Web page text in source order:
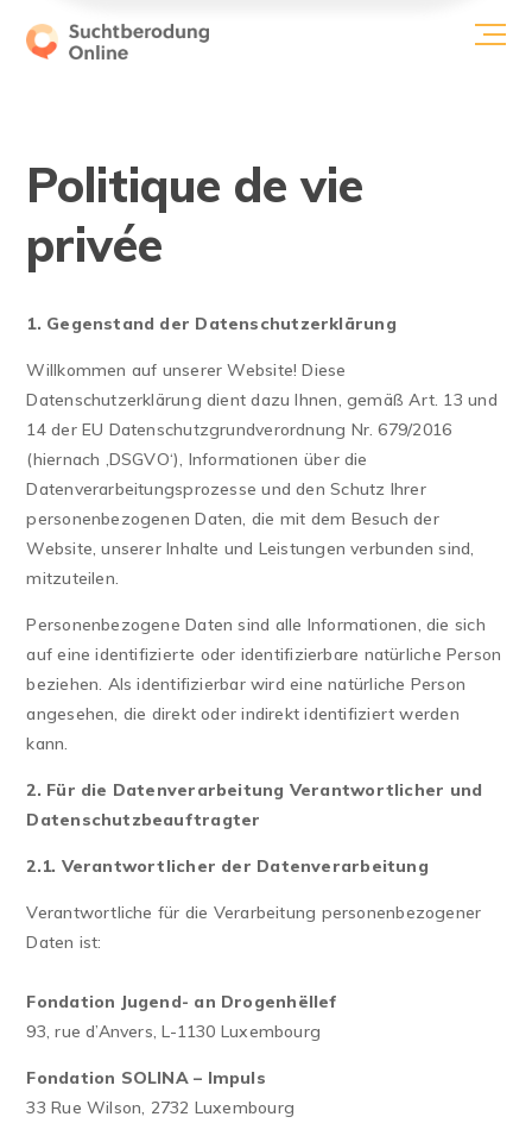
Politique de vie
privée
1. Gegenstand der Datenschutzerklärung
Willkommen auf unserer Website! Diese
Datenschutzerklärung dient dazu Ihnen, gemäß Art. 13 und
14 der EU Datenschutzgrundverordnung Nr. 679/2016
(hiernach ‚DSGVO‘), Informationen über die
Datenverarbeitungsprozesse und den Schutz Ihrer
personenbezogenen Daten, die mit dem Besuch der
Website, unserer Inhalte und Leistungen verbunden sind,
mitzuteilen.
Personenbezogene Daten sind alle Informationen, die sich
auf eine identifizierte oder identifizierbare natürliche Person
beziehen. Als identifizierbar wird eine natürliche Person
angesehen, die direkt oder indirekt identifiziert werden
kann.
2. Für die Datenverarbeitung Verantwortlicher und
Datenschutzbeauftragter
2.1. Verantwortlicher der Datenverarbeitung
Verantwortliche für die Verarbeitung personenbezogener
Daten ist:
Fondation Jugend- an Drogenhëllef
93, rue d’Anvers, L-1130 Luxembourg
Fondation SOLINA – Impuls
33 Rue Wilson, 2732 Luxembourg